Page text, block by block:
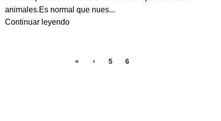
animales.Es normal que nues...
Continuar leyendo
« ‹ 5 6